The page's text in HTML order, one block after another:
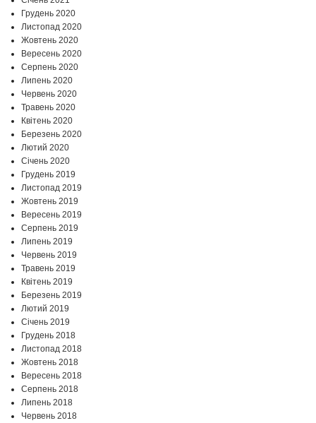
Грудень 2020
Листопад 2020
Жовтень 2020
Вересень 2020
Серпень 2020
Липень 2020
Червень 2020
Травень 2020
Квітень 2020
Березень 2020
Лютий 2020
Січень 2020
Грудень 2019
Листопад 2019
Жовтень 2019
Вересень 2019
Серпень 2019
Липень 2019
Червень 2019
Травень 2019
Квітень 2019
Березень 2019
Лютий 2019
Січень 2019
Грудень 2018
Листопад 2018
Жовтень 2018
Вересень 2018
Серпень 2018
Липень 2018
Червень 2018